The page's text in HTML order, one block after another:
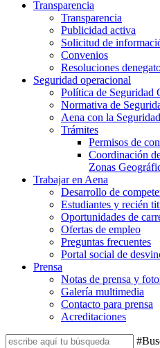
Transparencia
Transparencia
Publicidad activa
Solicitud de
Convenios
Resoluciones
Seguridad operacional
Política de Seguridad
Normativa de
Aena con la
Trámites
Permisos de
Coordinación
Zonas
Trabajar en Aena
Desarrollo de
Estudiantes y recién
Oportunidades de
Ofertas de empleo
Preguntas frecuentes
Portal social de
Prensa
Notas de prensa y
Galería multimedia
Contacto para prensa
Acreditaciones